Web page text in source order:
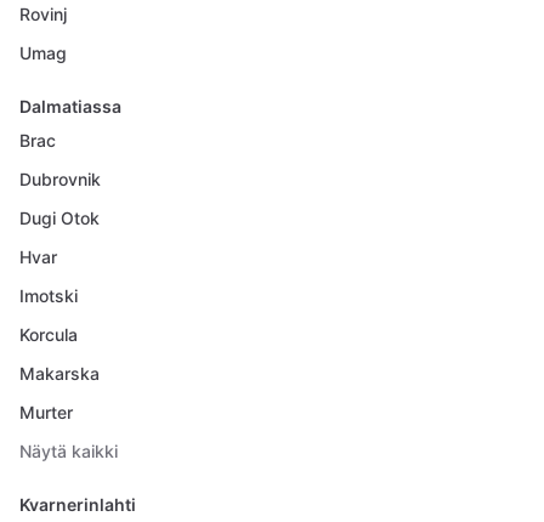
Rovinj
Umag
Dalmatiassa
Brac
Dubrovnik
Dugi Otok
Hvar
Imotski
Korcula
Makarska
Murter
Näytä kaikki
Kvarnerinlahti